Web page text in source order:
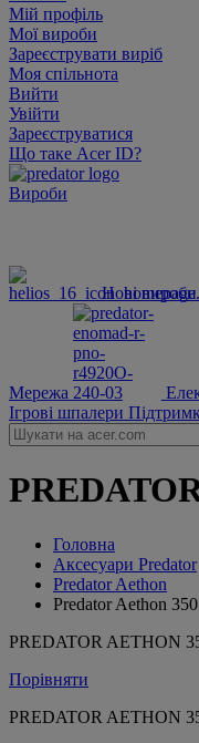
Мій профіль
Мої вироби
Зареєструвати виріб
Моя спільнота
Вийти
Увійти
Зареєструватися
Що таке Acer ID?
Вироби
Нові вироби
Мережа
Ігрові шпалери
Головна
Аксесуари Predator
Predator Aethon
Predator Aethon
PREDATOR AETHON
Порівняти
PREDATOR AETHON